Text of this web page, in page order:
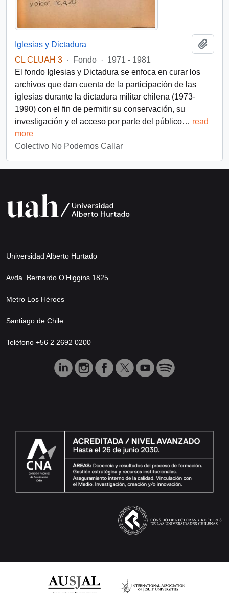
Iglesias y Dictadura
CL CLUAH 3 · Fondo · 1971 - 1981
El fondo Iglesias y Dictadura se enfoca en curar los
archivos que dan cuenta de la participación de las
iglesias durante la dictadura militar chilena (1973-
1990) con el fin de permitir su conservación, su
investigación y el acceso por parte del público… read
more
Colectivo No Podemos Callar
Universidad Alberto Hurtado
Avda. Bernardo O’Higgins 1825
Metro Los Héroes
Santiago de Chile
Teléfono +56 2 2692 0200